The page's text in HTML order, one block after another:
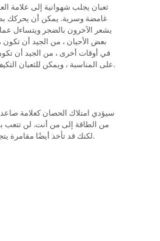
ثعبان يجلب شهوانية إلى علامة
غامضة وسرية. يمكن أن يحركك
يشعر الآخرون بالضجر ويتساءل
بعض الأحيان ، من الجيد أن تكون
في أوقات أخرى ، من الجيد أن
على المناسبة ، ويمكن للثعبان التكيف مع الحالات بسهولة.
سيؤدي امتلاك الحصان كعلامة
من الطاقة إلى من أنت. لن تتعب
لكنك قد تأخذ أيضًا مقامرة يتجنبها شخص أكثر حذراً.